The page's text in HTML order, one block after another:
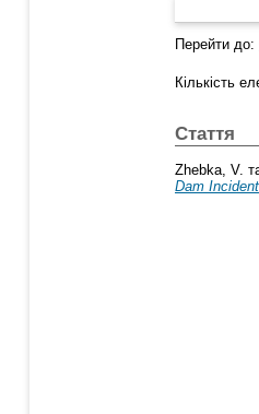
Перейти до:
Кількість
Стаття
Zhebka, V.
Dam Incident